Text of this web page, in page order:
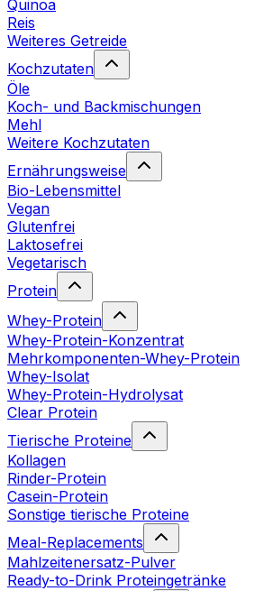
Quinoa
Reis
Weiteres Getreide
Kochzutaten
Öle
Koch- und Backmischungen
Mehl
Weitere Kochzutaten
Ernährungsweise
Bio-Lebensmittel
Vegan
Glutenfrei
Laktosefrei
Vegetarisch
Protein
Whey-Protein
Whey-Protein-Konzentrat
Mehrkomponenten-Whey-Protein
Whey-Isolat
Whey-Protein-Hydrolysat
Clear Protein
Tierische Proteine
Kollagen
Rinder-Protein
Casein-Protein
Sonstige tierische Proteine
Meal-Replacements
Mahlzeitenersatz-Pulver
Ready-to-Drink Proteingetränke